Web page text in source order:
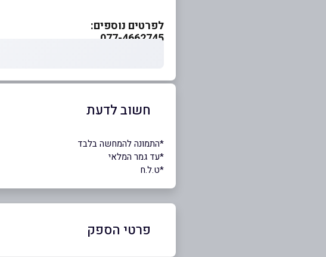
לפרטים נוספים:
077-4662745
חשוב לדעת
*התמונה להמחשה בלבד
*עד גמר המלאי
*ט.ל.ח
פרטי הספק